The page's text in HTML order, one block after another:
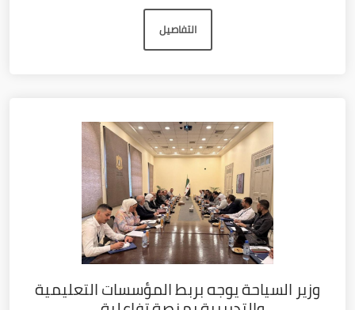
التفاصيل
وزير السياحة يوجه بربط المؤسسات التعليمية